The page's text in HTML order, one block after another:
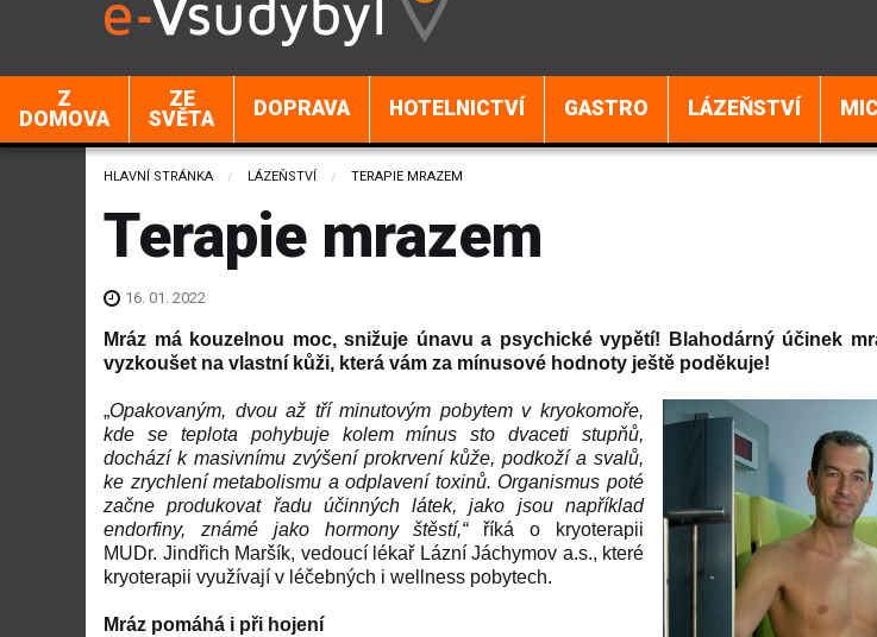
Z
DOMOVA
ZE
SVĚTA
DOPRAVA HOTELNICTVÍ GASTRO LÁZEŇSTVÍ
HLAVNÍ STRÁNKA LÁZEŇSTVÍ CURRENT:
TERAPIE MRAZEM
Terapie mrazem
16. 01. 2022
Mráz má kouzelnou moc, snižuje únavu a psychické vypětí! Blahodárný účinek
vyzkoušet na vlastní kůži, která vám za mínusové hodnoty ještě poděkuje!
„Opakovaným, dvou až tří minutovým pobytem v kryokomoře,
kde se teplota pohybuje kolem mínus sto dvaceti stupňů,
docházík masivnímu zvýšení prokrvení kůže, podkoží a svalů,
ke zrychlení metabolismu a odplavení toxinů. Organismus poté
začne produkovat řadu účinných látek, jako jsou například
endorfiny, známé jako hormony štěstí,“ říká o kryoterapii
MUDr. Jindřich Maršík, vedoucí lékař Lázní Jáchymov a.s., které
kryoterapii využívají v léčebných i wellness pobytech.
Mráz pomáhá i při hojení